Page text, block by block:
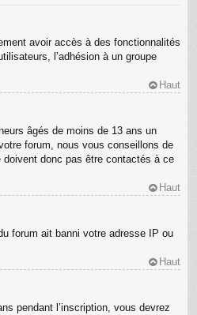
avoir accès à des fonctionnalités
l’adhésion à un groupe
Haut
âgés de moins de 13 ans un
forum, nous vous conseillons de
doivent donc pas être contactés à ce
Haut
forum ait banni votre adresse IP ou
Haut
pendant l’inscription, vous devrez